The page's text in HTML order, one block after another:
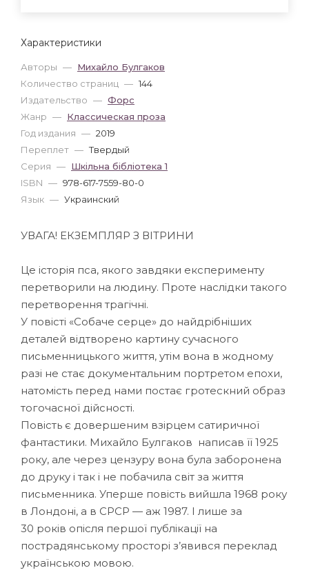
Характеристики
Авторы — Михайло Булгаков
Количество страниц — 144
Издательство — Форс
Жанр — Классическая проза
Год издания — 2019
Переплет — Твердый
Серия — Шкільна бiблiотека 1
ISBN — 978-617-7559-80-0
Язык — Украинский
УВАГА! ЕКЗЕМПЛЯР З ВІТРИНИ
Це історія пса, якого завдяки експерименту
перетворили на людину. Проте наслідки такого
перетворення трагічні.
У повісті «Собаче серце» до найдрібніших
деталей відтворено картину сучасного
письменницького життя, утім вона в жодному
разі не стає документальним портретом епохи,
натомість перед нами постає гротескний образ
тогочасної дійсності.
Повість є довершеним взірцем сатиричної
фантастики. Михайло Булгаков написав її 1925
року, але через цензуру вона була заборонена
до друку і так і не побачила світ за життя
письменника. Уперше повість вийшла 1968 року
в Лондоні, а в СРСР — аж 1987. І лише за
30 років опісля першої публікації на
пострадянському просторі з’явився переклад
українською мовою.